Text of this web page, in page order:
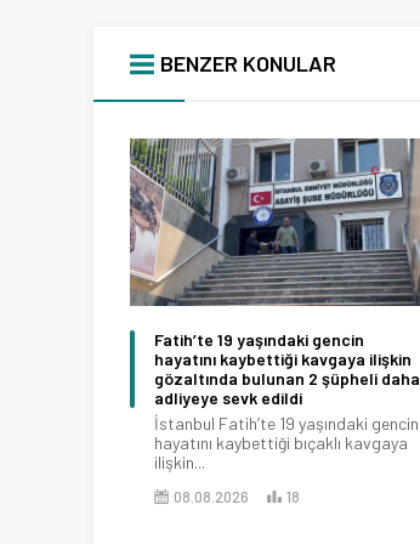
BENZER KONULAR
Fatih’te 19 yaşındaki gencin
hayatını kaybettiği kavgaya ilişkin
gözaltında bulunan 2 şüpheli daha
adliyeye sevk edildi
İstanbul Fatih’te 19 yaşındaki gencin
hayatını kaybettiği bıçaklı kavgaya
ilişkin...
08.08.2026 18